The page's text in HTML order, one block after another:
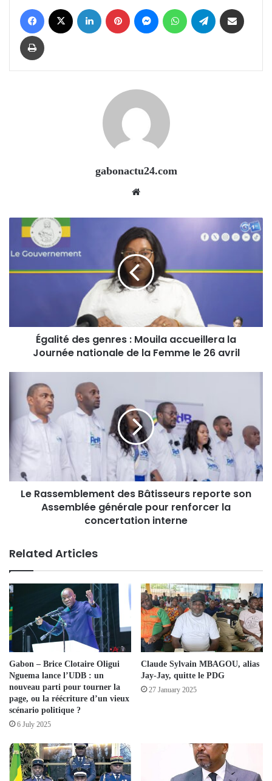
Facebook LinkedIn Pinterest Messenger WhatsApp Telegram
Print
gabonactu24.com
Égalité des genres : Mouila accueillera la
Journée nationale de la Femme le 26 avril
Le Rassemblement des Bâtisseurs reporte son
Assemblée générale pour renforcer la
concertation interne
Related Articles
Gabon – Brice Clotaire Oligui
Nguema lance l’UDB : un
nouveau parti pour tourner la
page, ou la réécriture d’un vieux
scénario politique ?
6 July 2025
Claude Sylvain MBAGOU, alias
Jay-Jay, quitte le PDG
27 January 2025